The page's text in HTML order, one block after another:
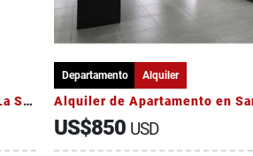
Apartamento en alquiler en Torre Destiny, La Sabana
Departamento Alquiler
US$850 USD